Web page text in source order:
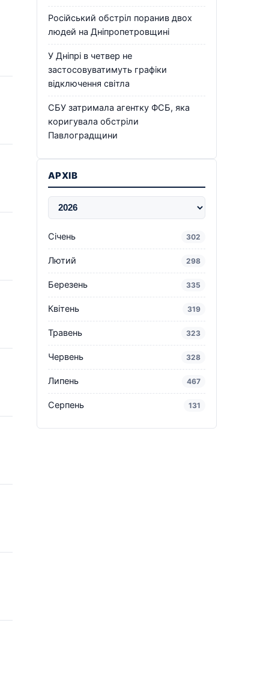
Російський обстріл поранив двох
людей на Дніпропетровщині
У Дніпрі в четвер не
застосовуватимуть графіки
відключення світла
СБУ затримала агентку ФСБ, яка
коригувала обстріли
Павлоградщини
АРХІВ
Січень 302
Лютий 298
Березень 335
Квітень 319
Травень 323
Червень 328
Липень 467
Серпень 131